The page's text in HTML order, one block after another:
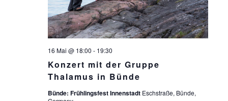
Konzert mit der Gruppe
Thalamus in Bünde
16 Mai @ 18:00 - 19:30
Bünde: Frühlingsfest Innenstadt Eschstraße, Bünde,